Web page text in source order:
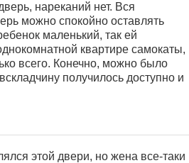
нареканий нет. Вся
можно спокойно оставлять
маленький, так ей
квартире самокаты,
всего. Конечно, можно было
получилось доступно и
этой двери, но жена все-таки